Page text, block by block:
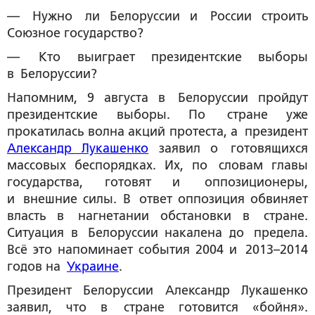
— Нужно ли Белоруссии и России строить
Союзное государство?
— Кто выиграет президентские выборы
в Белоруссии?
Напомним, 9 августа в Белоруссии пройдут
президентские выборы. По стране уже
прокатилась волна акций протеста, а президент
Александр Лукашенко заявил о готовящихся
массовых беспорядках. Их, по словам главы
государства, готовят и оппозиционеры,
и внешние силы. В ответ оппозиция обвиняет
власть в нагнетании обстановки в стране.
Ситуация в Белоруссии накалена до предела.
Всё это напоминает события 2004 и 2013–2014
годов на Украине.
Президент Белоруссии Александр Лукашенко
заявил, что в стране готовится «бойня».